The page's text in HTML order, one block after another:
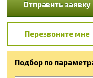
Отправить заявку
Перезвоните мне
Подбор по